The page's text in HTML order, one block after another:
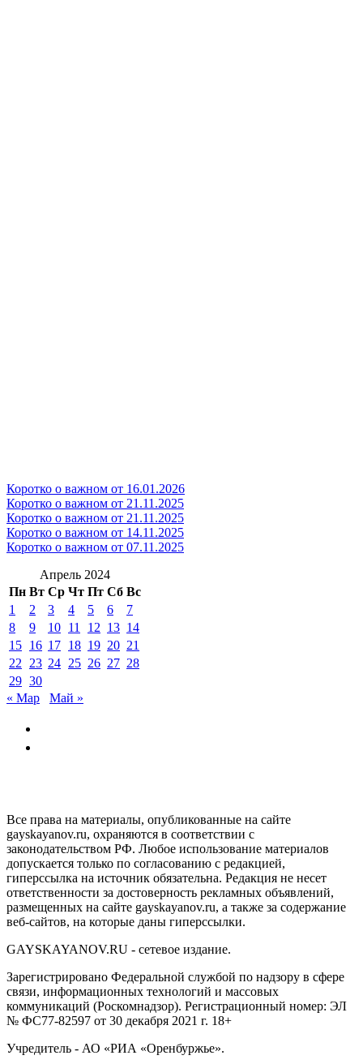
Коротко о важном от 16.01.2026
Коротко о важном от 21.11.2025
Коротко о важном от 21.11.2025
Коротко о важном от 14.11.2025
Коротко о важном от 07.11.2025
Апрель 2024
Пн Вт Ср Чт Пт Сб Вс
1
2 3 4 5 6
7
8
9 10 11 12 13 14
15 16 17 18 19 20 21
22
23 24 25 26 27 28
29 30
« Мар
Май »
Все права на материалы, опубликованные на сайте
gayskayanov.ru, охраняются в соответствии с
законодательством РФ. Любое использование материалов
допускается только по согласованию с редакцией,
гиперссылка на источник обязательна. Редакция не несет
ответственности за достоверность рекламных объявлений,
размещенных на сайте gayskayanov.ru, а также за содержание
веб-сайтов, на которые даны гиперссылки.
GAYSKAYANOV.RU - сетевое издание.
Зарегистрировано Федеральной службой по надзору в сфере
связи, информационных технологий и массовых
коммуникаций (Роскомнадзор). Регистрационный номер: ЭЛ
№ ФС77-82597 от 30 декабря 2021 г. 18+
Учредитель - АО «РИА «Оренбуржье».